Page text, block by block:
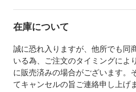
在庫について
誠に恐れ入りますが、他所でも同
いる為、ご注文のタイミングによ
に販売済みの場合がございます。
てキャンセルの旨ご連絡申し上げ